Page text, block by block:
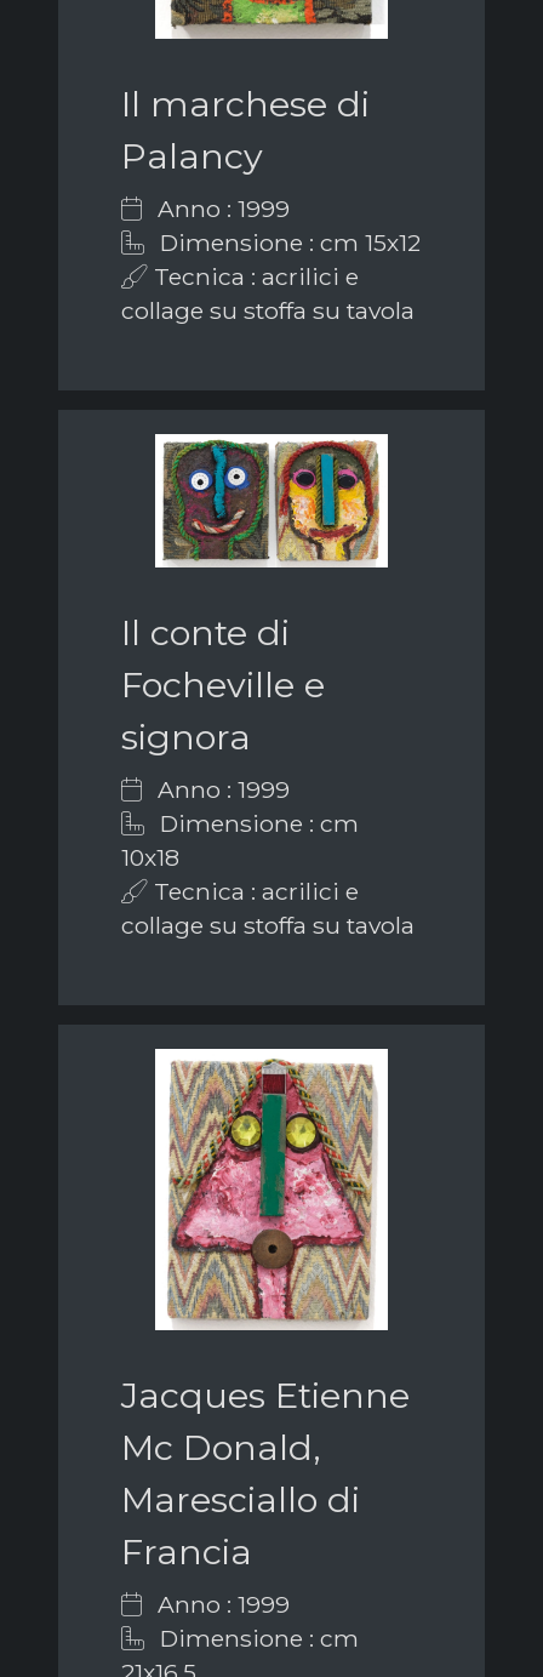
Il marchese di
Palancy
Anno : 1999
Dimensione : cm 15x12
Tecnica : acrilici e
collage su stoffa su tavola
Il conte di
Focheville e
signora
Anno : 1999
Dimensione : cm
10x18
Tecnica : acrilici e
collage su stoffa su tavola
Jacques Etienne
Mc Donald,
Maresciallo di
Francia
Anno : 1999
Dimensione : cm